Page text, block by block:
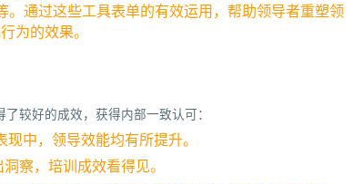
通过这些工具表单的有效运用，帮助领导者重塑领
为的效果。
较好的成效，获得内部一致认可：
中，领导效能均有所提升。
察，培训成效看得见。